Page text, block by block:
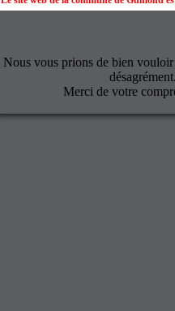
Nous vous prions de bien
Merci de votre